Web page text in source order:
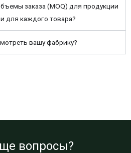
заказа (MOQ) для продукции
для каждого товара?
вашу фабрику?
вопросы?